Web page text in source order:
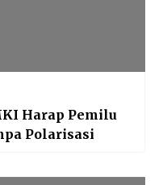
Harap Pemilu
Polarisasi